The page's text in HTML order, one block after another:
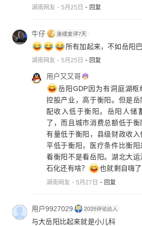
湖南网友 5月25日 回复
牛仔
所有加起来，不如岳阳
湖南网友 5月25日 回复
用户又又哥
岳阳GDP因为有洞庭湖
控股产业，高于衡阳。但是
配收入低于衡阳。岳阳人储
了，而且城市消费总额低于
有量低于衡阳，县级财政收
平低于衡阳，医疗条件比衡
看衡阳不是看岳阳。湖北大
石化还有啥？
也就剩自嗨
湖南网友 5月27日 回复
用户9927029
与大岳阳比起来就是小儿科